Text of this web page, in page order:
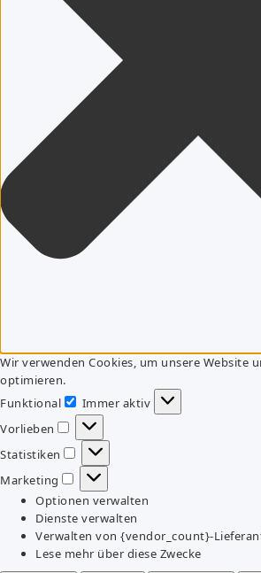
Wir verwenden Cookies, um unsere Website
optimieren.
Funktional
Funktional
Immer aktiv
Vorlieben
Vorlieben
Statistiken
Statistiken
Marketing
Marketing
Optionen verwalten
Dienste verwalten
Verwalten von {vendor_count}-
Lese mehr über diese Zwecke